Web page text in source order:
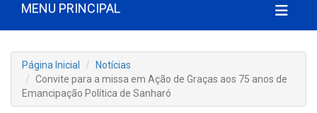
MENU PRINCIPAL
Página Inicial
Notícias
Convite para a missa em Ação de Graças aos 75 anos de
Emancipação Política de Sanharó